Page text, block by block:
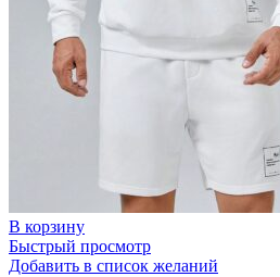
В корзину
Быстрый просмотр
Добавить в список желаний